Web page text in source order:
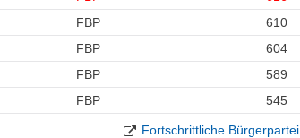
FBP
610
FBP
604
FBP
589
FBP 545
Fortschrittliche Bürgerpartei